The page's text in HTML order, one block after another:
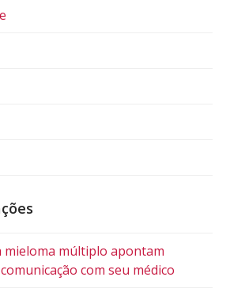
mieloma múltiplo apontam
com seu médico